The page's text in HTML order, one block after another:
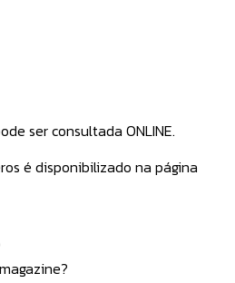
ser consultada ONLINE.
é disponibilizado na página